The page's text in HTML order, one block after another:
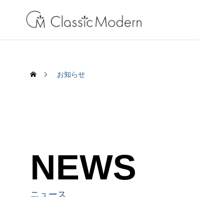
お知らせ
NEWS
ニュース